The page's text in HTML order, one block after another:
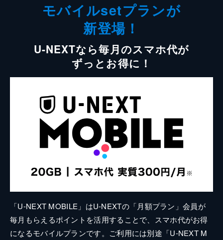
モバイルsetプランが
新登場！
U-NEXTなら毎月のスマホ代が
ずっとお得に！
「U-NEXT MOBILE」はU-NEXTの「月額プラン」会員が
毎月もらえるポイントを活用することで、スマホ代がお得
になるモバイルプランです。ご利用には別途「U-NEXT M